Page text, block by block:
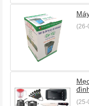
(26-
(25-